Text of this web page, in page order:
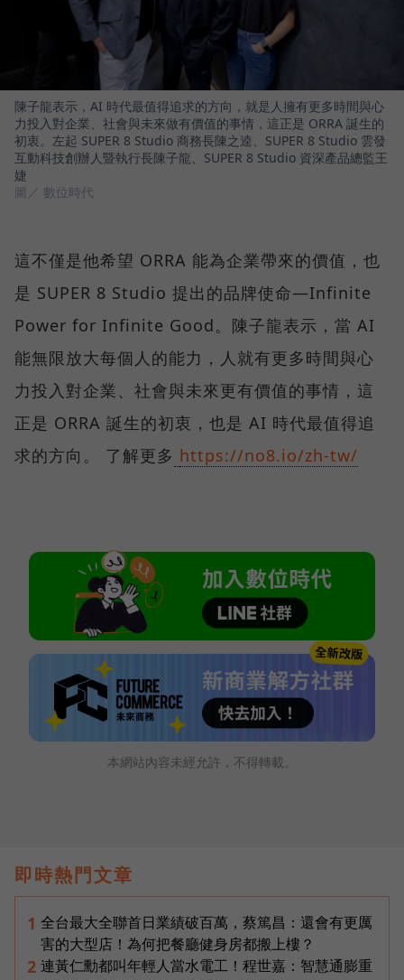
陳子龍表示，AI 時代最值得追求的方向，就是人擁有更多時間與心
力投入對企業、社會與未來做有價值的事情，這正是 ORRA 誕生的
初衷。左起 SUPER 8 Studio 商務長陳之逵、SUPER 8 Studio 雲發
互動科技創辦人暨執行長陳子龍、SUPER 8 Studio 資深產品總監王
婕
圖／ 數位時代
這不僅是他希望 ORRA 能為企業帶來的價值，也
是 SUPER 8 Studio 提出的品牌使命—Infinite
Power for Infinite Good。陳子龍表示，當 AI
能無限放大每個人的能力，人就有更多時間與心
力投入對企業、社會與未來更有價值的事情，這
正是 ORRA 誕生的初衷，也是 AI 時代最值得追
求的方向。 了解更多 https://no8.io/zh-tw/
本網站內容未經允許，不得轉載。
即時熱門文章
1 全台最大全聯首日業績破百萬，蔡篤昌：還會有更厲
害的大型店！為何把餐廳健身房都搬上樓？
2 連黃仁勳都叫年輕人當水電工！程世嘉：智慧通膨重